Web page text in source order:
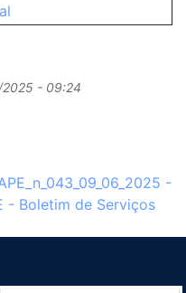
2025 - 09:24
-
- Boletim de Serviços